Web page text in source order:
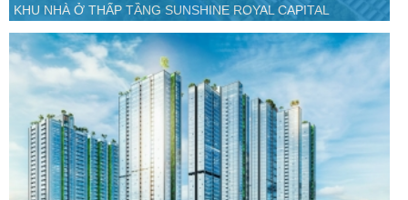
KHU NHÀ Ở THẤP TẦNG SUNSHINE ROYAL CAPITAL